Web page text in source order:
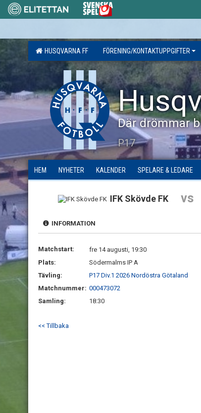
HUSQVARNA FF FÖRENING/KONTAKTUPPGIFTER
Där drömmar
P17
HEM NYHETER KALENDER SPELARE & LEDARE
IFK Skövde FK vs
INFORMATION
Matchstart:
fre 14 augusti, 19:30
Plats:
Södermalms IP A
Tävling:
P17 Div.1 2026 Nordöstra Götaland
Matchnummer: 000473072
Samling:
18:30
<< Tillbaka